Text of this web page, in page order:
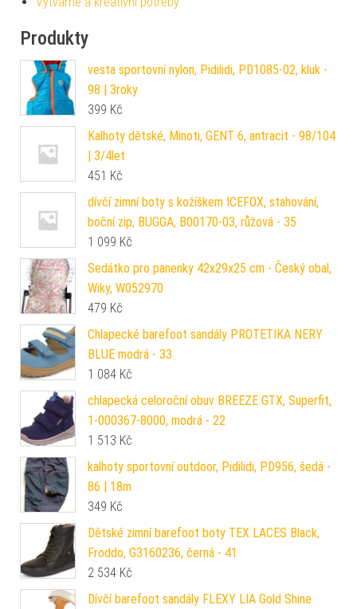
Produkty
vesta sportovní nylon, Pidilidi, PD1085-02, kluk -
98 | 3roky
399 Kč
Kalhoty dětské, Minoti, GENT 6, antracit - 98/104
| 3/4let
451 Kč
dívčí zimní boty s kožíškem ICEFOX, stahování,
boční zip, BUGGA, B00170-03, růžová - 35
1 099 Kč
Sedátko pro panenky 42x29x25 cm - Český obal,
Wiky, W052970
479 Kč
Chlapecké barefoot sandály PROTETIKA NERY
BLUE modrá - 33
1 084 Kč
chlapecká celoroční obuv BREEZE GTX, Superfit,
1-000367-8000, modrá - 22
1 513 Kč
kalhoty sportovní outdoor, Pidilidi, PD956, šedá -
86 | 18m
349 Kč
Dětské zimní barefoot boty TEX LACES Black,
Froddo, G3160236, černá - 41
2 534 Kč
Dívčí barefoot sandály FLEXY LIA Gold Shine